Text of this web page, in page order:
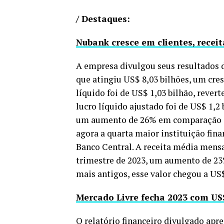
/ Destaques:
Nubank cresce em clientes,
A empresa divulgou seus
que atingiu US$ 8,03 bilhões, um
líquido foi de US$ 1,03 bilhão,
lucro líquido ajustado foi de US$
um aumento de 26% em
agora a quarta maior instituição
Banco Central. A receita média
trimestre de 2023, um aumento de
mais antigos, esse valor chegou a
Mercado Livre fecha 2023 com
O relatório financeiro divulgado